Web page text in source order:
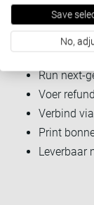
Key features
Run next-
Voer
Verbind
Print
Leverbaar
Save
No,